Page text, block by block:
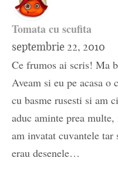
Tomata cu scufita
septembrie 22, 2010
Ce frumos ai scris! Ma
Aveam si eu pe acasa o
cu basme rusesti si am
aduc aminte prea
am invatat cuvantele
erau desenele…